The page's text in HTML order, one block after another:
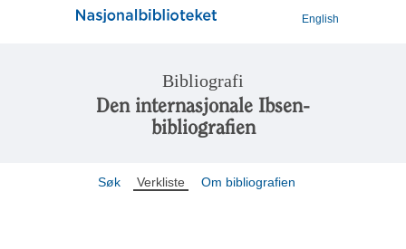
English
Bibliografi
Den internasjonale Ibsen-
bibliografien
Søk Verkliste Om bibliografien